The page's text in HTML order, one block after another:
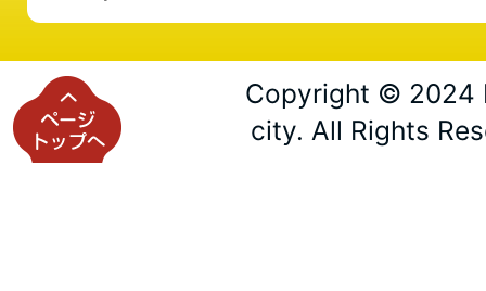
Copyright © 2024
city. All Rights